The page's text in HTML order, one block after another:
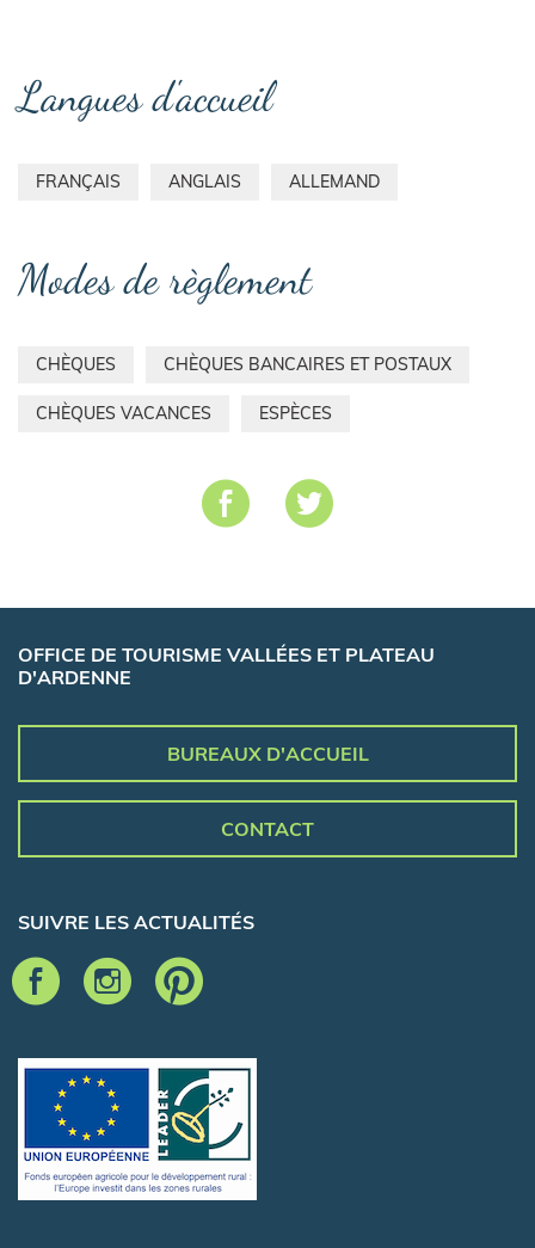
Langues d'accueil
FRANÇAIS ANGLAIS ALLEMAND
Modes de règlement
CHÈQUES CHÈQUES BANCAIRES ET POSTAUX
CHÈQUES VACANCES ESPÈCES
OFFICE DE TOURISME VALLÉES ET PLATEAU
D'ARDENNE
BUREAUX D'ACCUEIL
CONTACT
SUIVRE LES ACTUALITÉS